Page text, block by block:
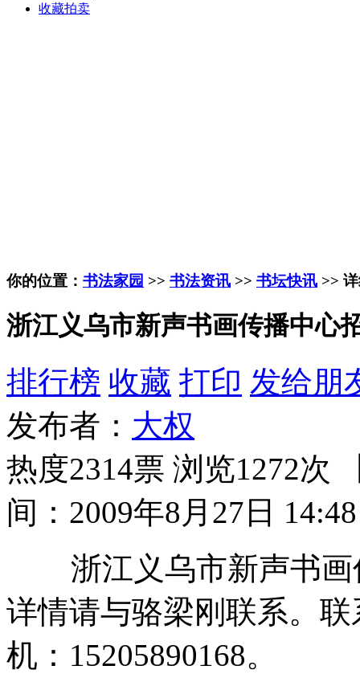
收藏拍卖
你的位置： 书法家园 >> 书法资讯 >> 书坛快讯 >>
浙江义乌市新声书画传播中心
排行榜 收藏 打印 发给朋
发布者： 大权
热度2314票 浏览1272次
间：2009年8月27日 14:48
浙江义乌市新声书画
详情请与骆梁刚联系。联
机：15205890168。